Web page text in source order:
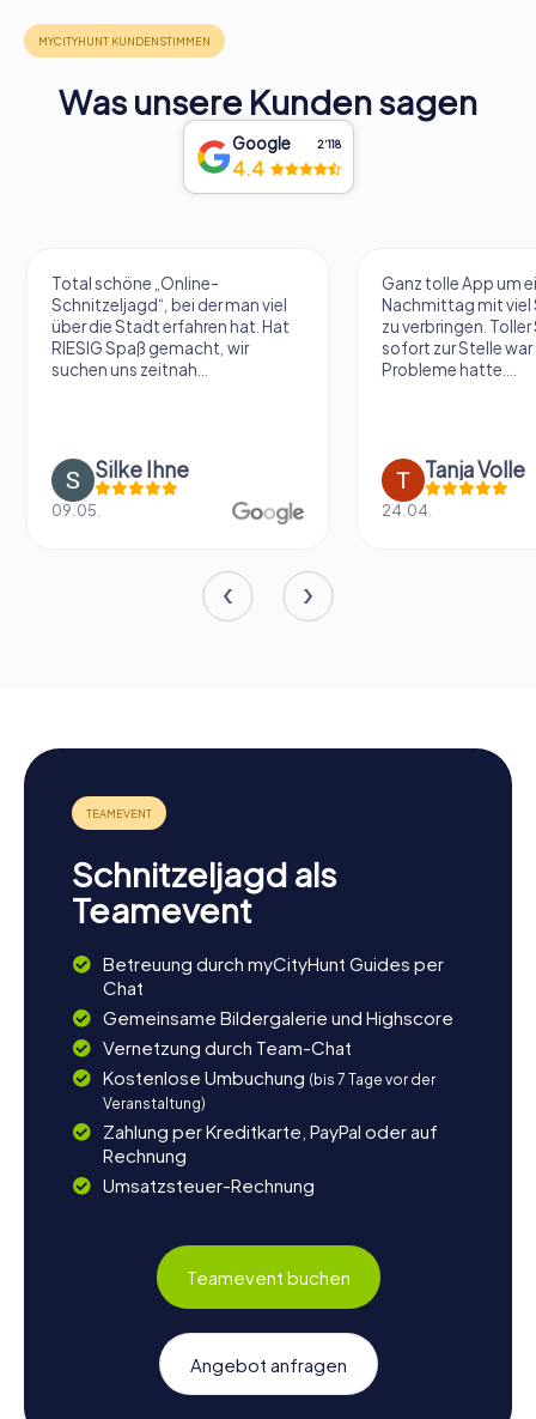
Was unsere Kunden sagen
Google 2‘118
4.4
Total schöne „Online-
Schnitzeljagd“, bei der man viel
über die Stadt erfahren hat. Hat
RIESIG Spaß gemacht, wir
suchen uns zeitnah...
Silke Ihne
09.05.
Ganz tolle App um
Nachmittag mit viel
zu verbringen.
sofort zur Stelle war
Probleme hatte....
Tanja Volle
24.04.
Schnitzeljagd als
Teamevent
Betreuung durch myCityHunt Guides per
Chat
Gemeinsame Bildergalerie und Highscore
Vernetzung durch Team-Chat
Kostenlose Umbuchung (bis 7 Tage vor der
Veranstaltung)
Zahlung per Kreditkarte, PayPal oder auf
Rechnung
Umsatzsteuer-Rechnung
Teamevent buchen
Angebot anfragen